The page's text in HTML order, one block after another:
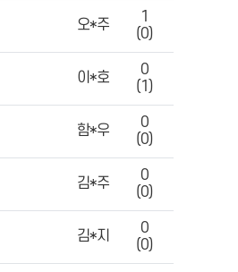
오*주
1
(0)
이*호
0
(1)
함*우
0
(0)
김*주
0
(0)
김*지
0
(0)